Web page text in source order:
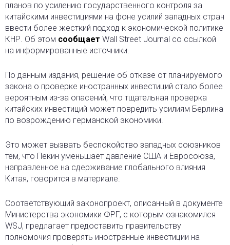
планов по усилению государственного контроля за
китайскими инвестициями на фоне усилий западных стран
ввести более жесткий подход к экономической политике
КНР. Об этом сообщает Wall Street Journal со ссылкой
на информированные источники.
По данным издания, решение об отказе от планируемого
закона о проверке иностранных инвестиций стало более
вероятным из-за опасений, что тщательная проверка
китайских инвестиций может повредить усилиям Берлина
по возрождению германской экономики.
Это может вызвать беспокойство западных союзников
тем, что Пекин уменьшает давление США и Евросоюза,
направленное на сдерживание глобального влияния
Китая, говорится в материале.
Соответствующий законопроект, описанный в документе
Министерства экономики ФРГ, с которым ознакомился
WSJ, предлагает предоставить правительству
полномочия проверять иностранные инвестиции на